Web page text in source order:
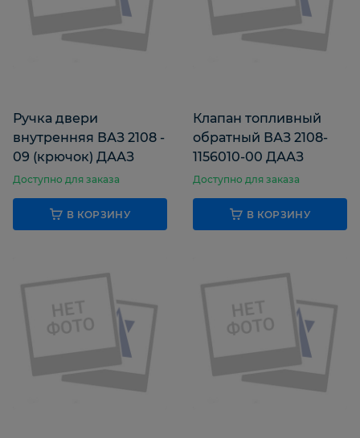
Ручка двери
внутренняя ВАЗ 2108 -
09 (крючок) ДААЗ
Доступно для заказа
В КОРЗИНУ
Клапан топливный
обратный ВАЗ 2108-
1156010-00 ДААЗ
Доступно для заказа
В КОРЗИНУ